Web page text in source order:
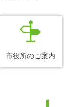
市役所のご案内